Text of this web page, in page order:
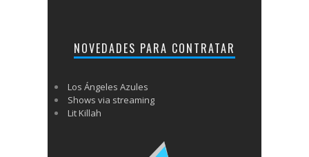
NOVEDADES PARA CONTRATAR
Los Ángeles Azules
Shows via streaming
Lit Killah